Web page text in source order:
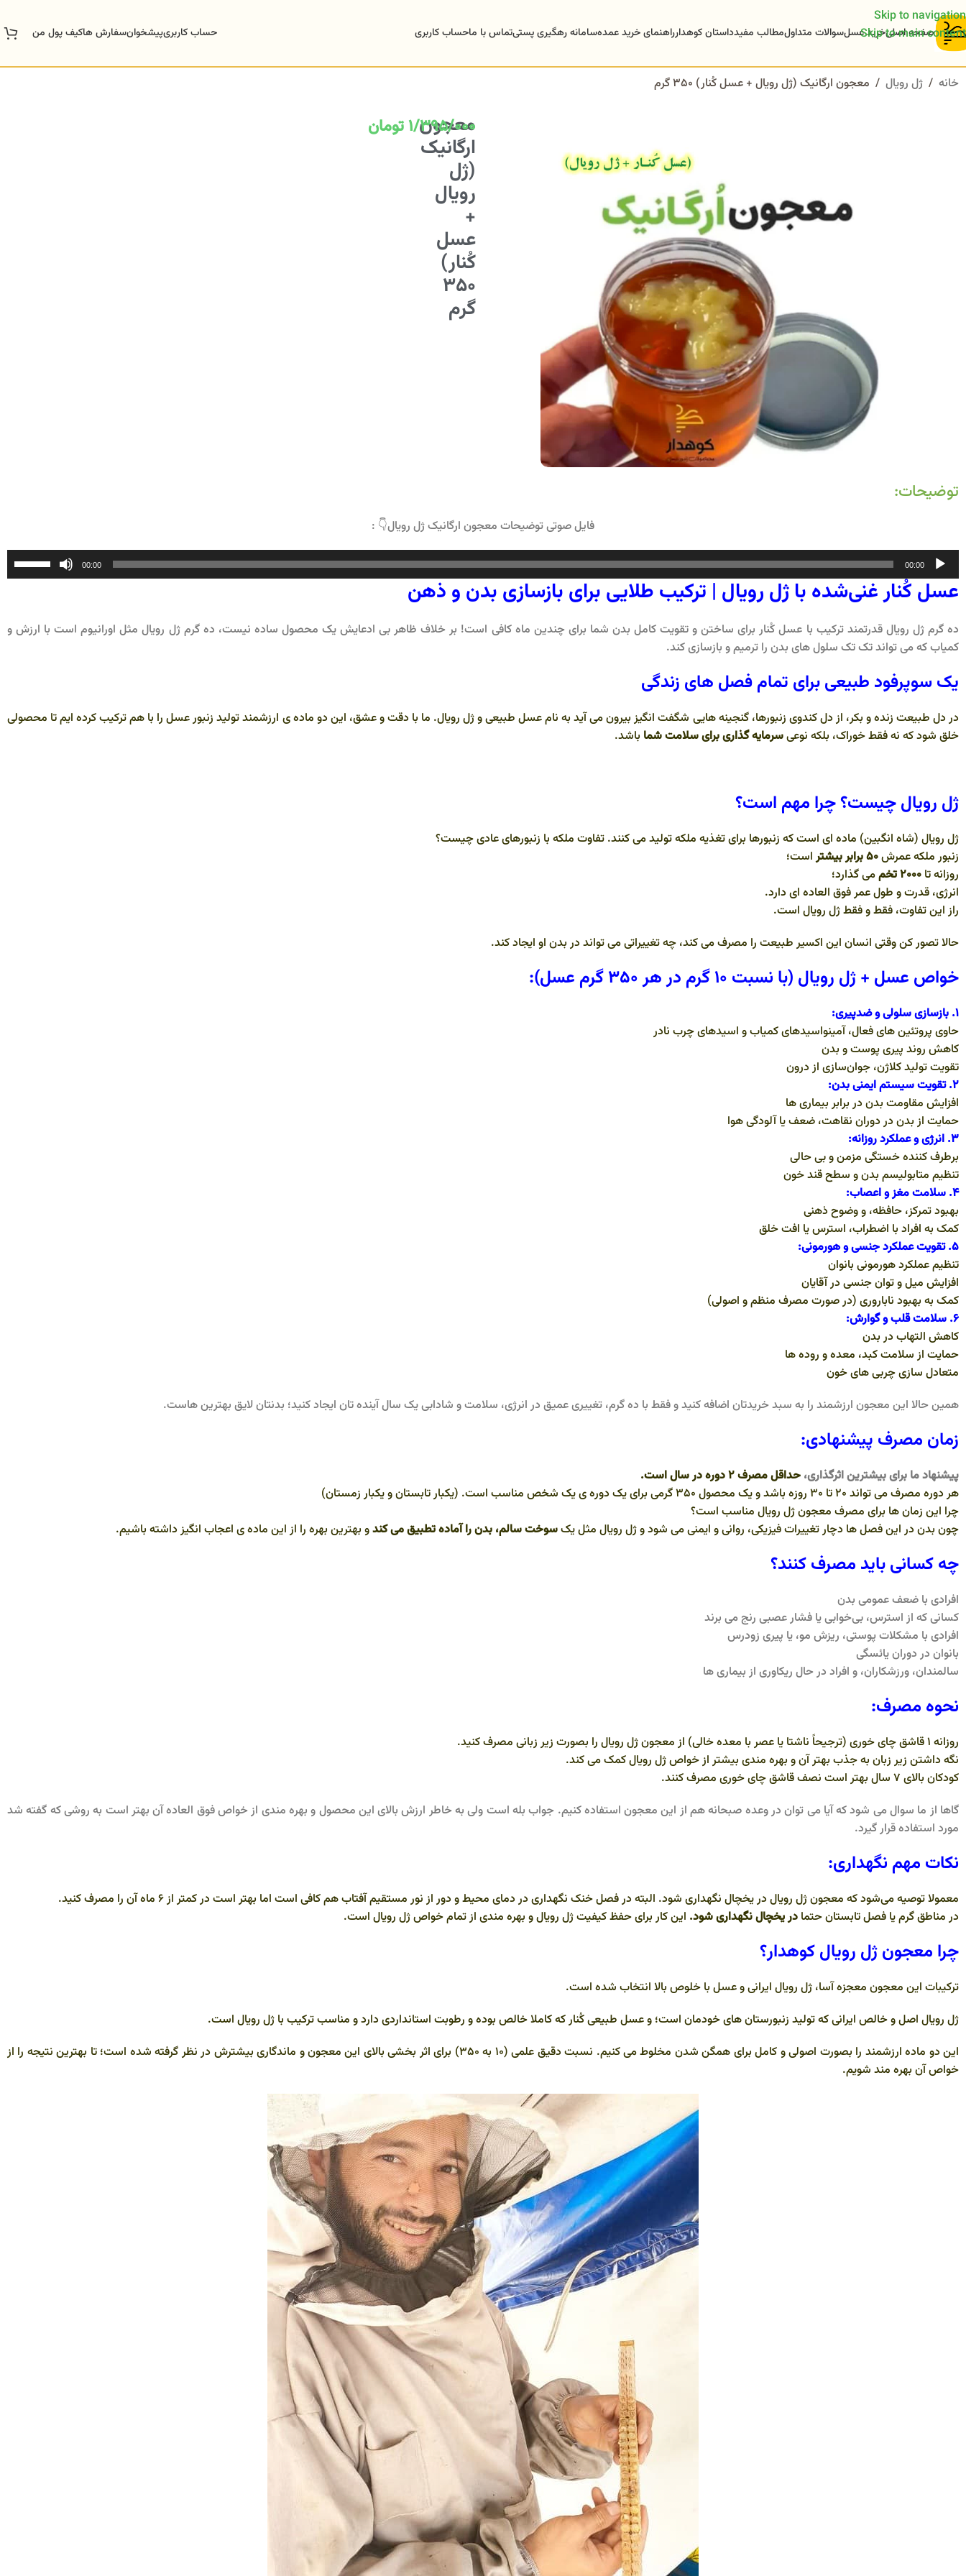
Skip to navigation
Skip to main content
صفحه اصلیخرید عسلسوالات متداولمطالب مفیدداستان کوهدارراهنمای خرید عمدهسامانه رهگیری پستیتماس با ماحساب کاربری حساب کاربریپیشخوانسفارش هاکیف پول من
خانه / ژل رویال / معجون ارگانیک (ژل رویال + عسل کُنار) 350 گرم
معجون
ارگانیک
(ژل
رویال
+
عسل
کُنار)
350
گرم
1/395/000 تومان
توضیحات:
فایل صوتی توضیحات معجون ارگانیک ژل رویال👇 :
پخش‌کننده
صوت
00:00
00:00
عسل کُنار غنی‌شده با ژل رویال | ترکیب طلایی برای بازسازی بدن و ذهن
ده گرم ژل رویال قدرتمند ترکیب با عسل کُنار برای ساختن و تقویت کامل بدن شما برای چندین ماه کافی است! بر خلاف ظاهر بی ادعایش یک محصول ساده نیست، ده گرم ژل رویال مثل اورانیوم است با ارزش و
کمیاب که می تواند تک تک سلول های بدن را ترمیم و بازسازی کند.
یک سوپرفود طبیعی برای تمام فصل های زندگی
در دل طبیعت زنده و بکر، از دل کندوی زنبورها، گنجینه هایی شگفت انگیز بیرون می آید به نام عسل طبیعی و ژل رویال. ما با دقت و عشق، این دو ماده ی ارزشمند تولید زنبور عسل را با هم ترکیب کرده ایم تا محصولی
خلق شود که نه فقط خوراک، بلکه نوعیسرمایه گذاری برای سلامت شما باشد.
ژل رویال چیست؟ چرا مهم است؟
ژل رویال (شاه انگبین) ماده ای است که زنبورها برای تغذیه ملکه تولید می کنند. تفاوت ملکه با زنبورهای عادی چیست؟
زنبور ملکه عمرش۵۰ برابر بیشتر
است؛
روزانه تا ۲۰۰۰ تخم
می گذارد؛
انرژی، قدرت و طول عمر فوق العاده ای دارد.
راز این تفاوت، فقط و فقط ژل رویال است.
حالا تصور کن وقتی انسان این اکسیر طبیعت را مصرف می کند، چه تغییراتی می تواند در بدن او ایجاد کند.
خواص عسل + ژل رویال (با نسبت ۱۰ گرم در هر ۳۵۰ گرم عسل):
۱. بازسازی سلولی و ضدپیری:
حاوی پروتئین های فعال، آمینواسیدهای کمیاب و اسیدهای چرب نادر
کاهش روند پیری پوست و بدن
تقویت تولید کلاژن، جوان‌سازی از درون
۲. تقویت سیستم ایمنی بدن:
افزایش مقاومت بدن در برابر بیماری ها
حمایت از بدن در دوران نقاهت، ضعف یا آلودگی هوا
۳. انرژی و عملکرد روزانه:
برطرف کننده خستگی مزمن و بی حالی
تنظیم متابولیسم بدن و سطح قند خون
۴. سلامت مغز و اعصاب:
بهبود تمرکز، حافظه، و وضوح ذهنی
کمک به افراد با اضطراب، استرس یا افت خلق
۵. تقویت عملکرد جنسی و هورمونی:
تنظیم عملکرد هورمونی بانوان
افزایش میل و توان جنسی در آقایان
کمک به بهبود ناباروری (در صورت مصرف منظم و اصولی)
۶. سلامت قلب و گوارش:
کاهش التهاب در بدن
حمایت از سلامت کبد، معده و روده ها
متعادل سازی چربی های خون
همین حالا این معجون ارزشمند را به سبد خریدتان اضافه کنید و فقط با ده گرم، تغییری عمیق در انرژی، سلامت و شادابی یک سال آینده تان ایجاد کنید؛ بدنتان لایق بهترین هاست.
زمان مصرف پیشنهادی:
پیشنهاد ما برای بیشترین اثرگذاری، حداقل مصرف ۲ دوره در سال است.
هر دوره مصرف می تواند ۲۰ تا ۳۰ روزه باشد و یک محصول ۳۵۰ گرمی برای یک دوره ی یک شخص مناسب است. (یکبار تابستان و یکبار زمستان)
چرا این زمان ها برای مصرف معجون ژل رویال مناسب است؟
چون بدن در این فصل ها دچار تغییرات فیزیکی، روانی و ایمنی می شود و ژل رویال مثل یکسوخت سالم، بدن را آماده تطبیق می کندو بهترین بهره را از این ماده ی اعجاب انگیز داشته باشیم.
چه کسانی باید مصرف کنند؟
افرادی با ضعف عمومی بدن
کسانی که از استرس، بی‌خوابی یا فشار عصبی رنج می برند
افرادی با مشکلات پوستی، ریزش مو، یا پیری زودرس
بانوان در دوران یائسگی
سالمندان، ورزشکاران، و افراد در حال ریکاوری از بیماری ها
نحوه مصرف:
روزانه ۱ قاشق چای خوری (ترجیحاً ناشتا یا عصر با معده خالی) از معجون ژل رویال را بصورت زیر زبانی مصرف کنید.
نگه داشتن زیر زبان به جذب بهتر آن و بهره مندی بیشتر از خواص ژل رویال کمک می کند.
کودکان بالای 7 سال بهتر است نصف قاشق چای خوری مصرف کنند.
گاها از ما سوال می شود که آیا می توان در وعده صبحانه هم از این معجون استفاده کنیم. جواب بله است ولی به خاطر ارزش بالای این محصول و بهره مندی از خواص فوق العاده آن بهتر است به روشی که گفته شد
مورد استفاده قرار گیرد.
نکات مهم نگهداری:
معمولا توصیه می‌شود که معجون ژل رویال در یخچال نگهداری شود. البته در فصل خنک نگهداری در دمای محیط و دور از نور مستقیم آفتاب هم کافی است اما بهتر است در کمتر از 6 ماه آن را مصرف کنید.
در مناطق گرم یا فصل تابستان حتما در یخچال نگهداری شود. این کار برای حفظ کیفیت ژل رویال و بهره مندی از تمام خواص ژل رویال است.
چرا معجون ژل رویال کوهدار؟
ترکیبات این معجون معجزه آسا، ژل رویال ایرانی و عسل با خلوص بالا انتخاب شده است.
ژل رویال اصل و خالص ایرانی که تولید زنبورستان های خودمان است؛ و عسل طبیعی کُنار که کاملا خالص بوده و رطوبت استانداردی دارد و مناسب ترکیب با ژل رویال است.
این دو ماده ارزشمند را بصورت اصولی و کامل برای همگن شدن مخلوط می کنیم. نسبت دقیق علمی (۱۰ به ۳۵۰) برای اثر بخشی بالای این معجون و ماندگاری بیشترش در نظر گرفته شده است؛ تا بهترین نتیجه را از
خواص آن بهره مند شویم.